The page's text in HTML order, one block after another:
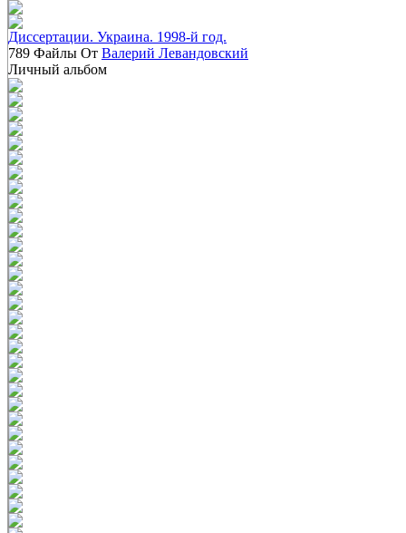
Диссертации. Украина. 1998-й год.
789 Файлы От Валерий Левандовский
Личный альбом